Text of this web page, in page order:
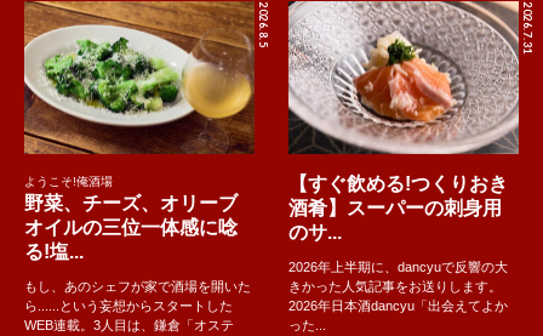
2026.8.5
ようこそ!俺酒場
野菜、チーズ、オリーブ
オイルの三位一体感に唸
る!塩...
もし、あのシェフが家で酒場を開いた
ら......という妄想からスタートした
WEB連載。3人目は、鎌倉「オステ
2026.7.31
【すぐ飲める!つくりおき
酒肴】スーパーの刺身用
のサ...
2026年上半期に、dancyuで反響の大
きかった人気記事をお送りします。
2026年日本酒dancyu「出会えてよか
った...